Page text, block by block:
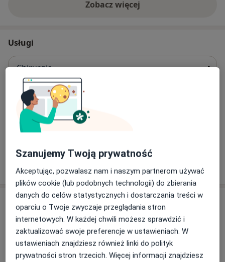
Zobacz więcej
Usługi
Chirurgia
Konsultacja chirurgiczna
Od 280 zł
W jaki sposób ustalane są ceny?
Specjaliści
Chirurg
Szanujemy Twoją prywatność
Akceptując, pozwalasz nam i naszym partnerom używać
plików cookie (lub podobnych technologii) do zbierania
danych do celów statystycznych i dostarczania treści w
oparciu o Twoje zwyczaje przeglądania stron
internetowych. W każdej chwili możesz sprawdzić i
zaktualizować swoje preferencje w ustawieniach. W
ustawieniach znajdziesz również linki do polityk
prywatności stron trzecich. Więcej informacji znajdziesz